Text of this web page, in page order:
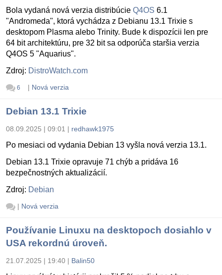
Bola vydaná nová verzia distribúcie Q4OS 6.1
"Andromeda", ktorá vychádza z Debianu 13.1 Trixie s
desktopom Plasma alebo Trinity. Bude k dispozícii len pre
64 bit architektúru, pre 32 bit sa odporúča staršia verzia
Q4OS 5 "Aquarius".
Zdroj: DistroWatch.com
6 | Nová verzia
Debian 13.1 Trixie
08.09.2025 | 09:01 | redhawk1975
Po mesiaci od vydania Debian 13 vyšla nová verzia 13.1.
Debian 13.1 Trixie opravuje 71 chýb a pridáva 16
bezpečnostných aktualizácií.
Zdroj: Debian
| Nová verzia
Používanie Linuxu na desktopoch dosiahlo v
USA rekordnú úroveň.
21.07.2025 | 19:40 | Balin50